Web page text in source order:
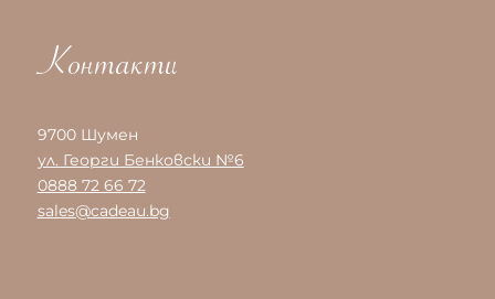
Контакти
9700 Шумен
ул. Георги Бенковски №6
0888 72 66 72
sales@cadeau.bg